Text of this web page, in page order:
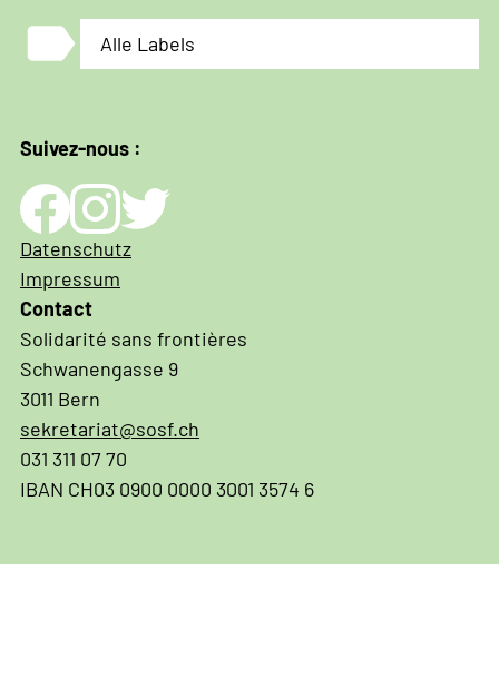
label Alle Labels
Suivez-nous :
Impressum
und
Datenschutz
Datenschutz
Impressum
Contact
Solidarité sans frontières
Schwanengasse 9
3011 Bern
sekretariat@sosf.ch
031 311 07 70
IBAN CH03 0900 0000 3001 3574 6